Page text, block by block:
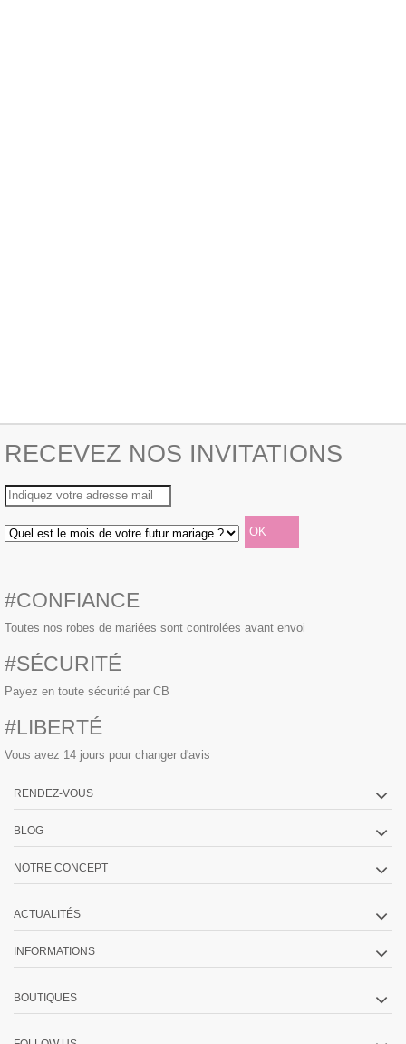
RECEVEZ NOS INVITATIONS
#CONFIANCE
Toutes nos robes de mariées sont controlées avant envoi
#SÉCURITÉ
Payez en toute sécurité par CB
#LIBERTÉ
Vous avez 14 jours pour changer d'avis
RENDEZ-VOUS
BLOG
NOTRE CONCEPT
ACTUALITÉS
INFORMATIONS
BOUTIQUES